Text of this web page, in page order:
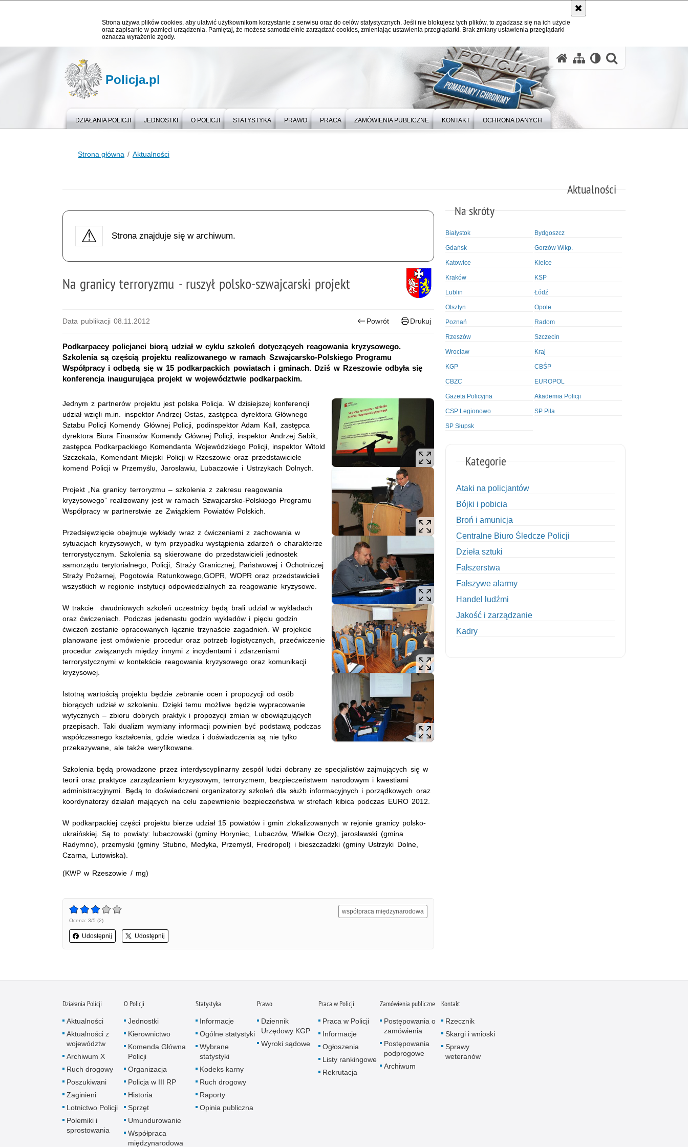
Strona używa plików cookies, aby ułatwić użytkownikom korzystanie z serwisu oraz do celów statystycznych. Jeśli nie blokujesz tych plików, to zgadzasz się na ich użycie
oraz zapisanie w pamięci urządzenia. Pamiętaj, że możesz samodzielnie zarządzać cookies, zmieniając ustawienia przeglądarki. Brak zmiany ustawienia przeglądarki
oznacza wyrażenie zgody.
Policja.pl
DZIAŁANIA POLICJI JEDNOSTKI O POLICJI STATYSTYKA PRAWO PRACA ZAMÓWIENIA PUBLICZNE KONTAKT OCHRONA DANYCH
Strona główna Aktualności
Aktualności
Strona znajduje się w archiwum.
Na granicy terroryzmu - ruszył polsko-szwajcarski projekt
Data publikacji 08.11.2012 Powrót Drukuj
Podkarpaccy policjanci biorą udział w cyklu szkoleń dotyczących reagowania kryzysowego.
Szkolenia są częścią projektu realizowanego w ramach Szwajcarsko-Polskiego Programu
Współpracy i odbędą się w 15 podkarpackich powiatach i gminach. Dziś w Rzeszowie odbyła się
konferencja inaugurująca projekt w województwie podkarpackim.
Jednym z partnerów projektu jest polska Policja. W dzisiejszej konferencji
udział wzięli m.in. inspektor Andrzej Ostas, zastępca dyrektora Głównego
Sztabu Policji Komendy Głównej Policji, podinspektor Adam Kall, zastępca
dyrektora Biura Finansów Komendy Głównej Policji, inspektor Andrzej Sabik,
zastępca Podkarpackiego Komendanta Wojewódzkiego Policji, inspektor Witold
Szczekala, Komendant Miejski Policji w Rzeszowie oraz przedstawiciele
komend Policji w Przemyślu, Jarosławiu, Lubaczowie i Ustrzykach Dolnych.
Projekt „Na granicy terroryzmu – szkolenia z zakresu reagowania
kryzysowego” realizowany jest w ramach Szwajcarsko-Polskiego Programu
Współpracy w partnerstwie ze Związkiem Powiatów Polskich.
Przedsięwzięcie obejmuje wykłady wraz z ćwiczeniami z zachowania w
sytuacjach kryzysowych, w tym przypadku wystąpienia zdarzeń o charakterze
terrorystycznym. Szkolenia są skierowane do przedstawicieli jednostek
samorządu terytorialnego, Policji, Straży Granicznej, Państwowej i Ochotniczej
Straży Pożarnej, Pogotowia Ratunkowego,GOPR, WOPR oraz przedstawicieli
wszystkich w regionie instytucji odpowiedzialnych za reagowanie kryzysowe.
W trakcie dwudniowych szkoleń uczestnicy będą brali udział w wykładach
oraz ćwiczeniach. Podczas jedenastu godzin wykładów i pięciu godzin
ćwiczeń zostanie opracowanych łącznie trzynaście zagadnień. W projekcie
planowane jest omówienie procedur oraz potrzeb logistycznych, przećwiczenie
procedur związanych między innymi z incydentami i zdarzeniami
terrorystycznymi w kontekście reagowania kryzysowego oraz komunikacji
kryzysowej.
Istotną wartością projektu będzie zebranie ocen i propozycji od osób
biorących udział w szkoleniu. Dzięki temu możliwe będzie wypracowanie
wytycznych – zbioru dobrych praktyk i propozycji zmian w obowiązujących
przepisach. Taki dualizm wymiany informacji powinien być podstawą podczas
współczesnego kształcenia, gdzie wiedza i doświadczenia są nie tylko
przekazywane, ale także weryfikowane.
Szkolenia będą prowadzone przez interdyscyplinarny zespół ludzi dobrany ze specjalistów zajmujących się w
teorii oraz praktyce zarządzaniem kryzysowym, terroryzmem, bezpieczeństwem narodowym i kwestiami
administracyjnymi. Będą to doświadczeni organizatorzy szkoleń dla służb informacyjnych i porządkowych oraz
koordynatorzy działań mających na celu zapewnienie bezpieczeństwa w strefach kibica podczas EURO 2012.
W podkarpackiej części projektu bierze udział 15 powiatów i gmin zlokalizowanych w rejonie granicy polsko-
ukraińskiej. Są to powiaty: lubaczowski (gminy Horyniec, Lubaczów, Wielkie Oczy), jarosławski (gmina
Radymno), przemyski (gminy Stubno, Medyka, Przemyśl, Fredropol) i bieszczadzki (gminy Ustrzyki Dolne,
Czarna, Lutowiska).
(KWP w Rzeszowie / mg)
Ocena: 3/5 (2)
Udostępnij Udostępnij
współpraca międzynarodowa
Na skróty
Białystok Bydgoszcz
Gdańsk Gorzów Wlkp.
Katowice Kielce
Kraków KSP
Lublin Łódź
Olsztyn Opole
Poznań Radom
Rzeszów Szczecin
Wrocław Kraj
KGP CBŚP
CBZC EUROPOL
Gazeta Policyjna Akademia Policji
CSP Legionowo SP Piła
SP Słupsk
Kategorie
Ataki na policjantów
Bójki i pobicia
Broń i amunicja
Centralne Biuro Śledcze Policji
Dzieła sztuki
Fałszerstwa
Fałszywe alarmy
Handel ludźmi
Jakość i zarządzanie
Kadry
Polemiki i sprostowania
Policja inaczej
Działania Policji
Aktualności
Aktualności z
województw
Archiwum X
Ruch drogowy
Poszukiwani
Zaginieni
Lotnictwo Policji
Polemiki i
sprostowania
O Policji
Jednostki
Kierownictwo
Komenda Główna
Policji
Organizacja
Policja w III RP
Historia
Sprzęt
Umundurowanie
Współpraca
międzynarodowa
Statystyka
Informacje
Ogólne statystyki
Wybrane
statystyki
Kodeks karny
Ruch drogowy
Raporty
Opinia publiczna
Prawo
Dziennik
Urzędowy KGP
Wyroki sądowe
Praca w Policji
Praca w Policji
Informacje
Ogłoszenia
Listy rankingowe
Rekrutacja
Zamówienia publiczne
Postępowania o
zamówienia
Postępowania
podprogowe
Archiwum
Kontakt
Rzecznik
Skargi i wnioski
Sprawy
weteranów